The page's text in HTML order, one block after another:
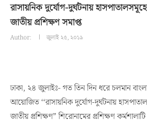
রাসায়নিক দুর্যোগ-দুর্ঘটনায়
জাতীয় প্রশিক্ষণ সমাপ্ত
Author: জুলাই ২৫, ২০১৯
ঢাকা, ২৪ জুলাইঃ- গত তিন দিন ধরে চলমান
আয়োজিত ‘‘রাসায়নিক দুর্যোগ-দুর্ঘটনায়
জাতীয় প্রশিক্ষণ” শিরোনামের প্রশিক্ষণ